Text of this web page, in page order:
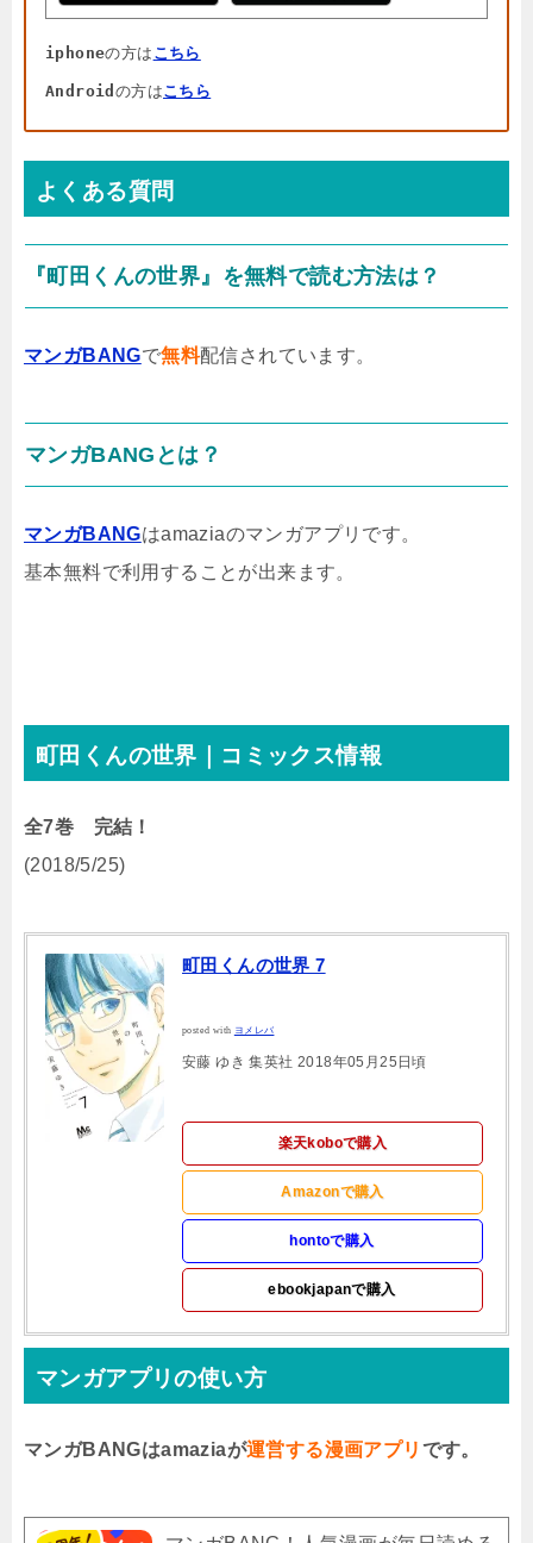
iphoneの方は こちら
Android の方はこちら
よくある質問
『町田くんの世界』を無料で読む方法は？
マンガBANGで無料配信されています。
マンガBANGとは？
マンガBANGはamaziaのマンガアプリです。
基本無料で利用することが出来ます。
町田くんの世界｜コミックス情報
全7巻 完結！
(2018/5/25)
町田くんの世界 7
posted with ヨメレバ
安藤 ゆき 集英社 2018年05月25日頃
楽天koboで購入
Amazonで購入
hontoで購入
ebookjapanで購入
マンガアプリの使い方
マンガBANGはamaziaが運営する漫画アプリ です。